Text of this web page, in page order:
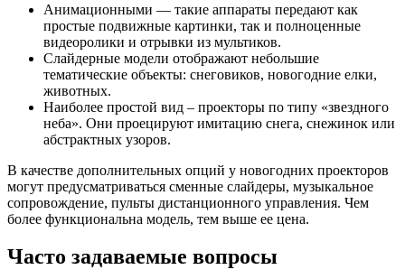
Анимационными — такие аппараты передают как
простые подвижные картинки, так и полноценные
видеоролики и отрывки из мультиков.
Слайдерные модели отображают небольшие
тематические объекты: снеговиков, новогодние елки,
животных.
Наиболее простой вид – проекторы по типу «звездного
неба». Они проецируют имитацию снега, снежинок или
абстрактных узоров.
В качестве дополнительных опций у новогодних проекторов
могут предусматриваться сменные слайдеры, музыкальное
сопровождение, пульты дистанционного управления. Чем
более функциональна модель, тем выше ее цена.
Часто задаваемые вопросы